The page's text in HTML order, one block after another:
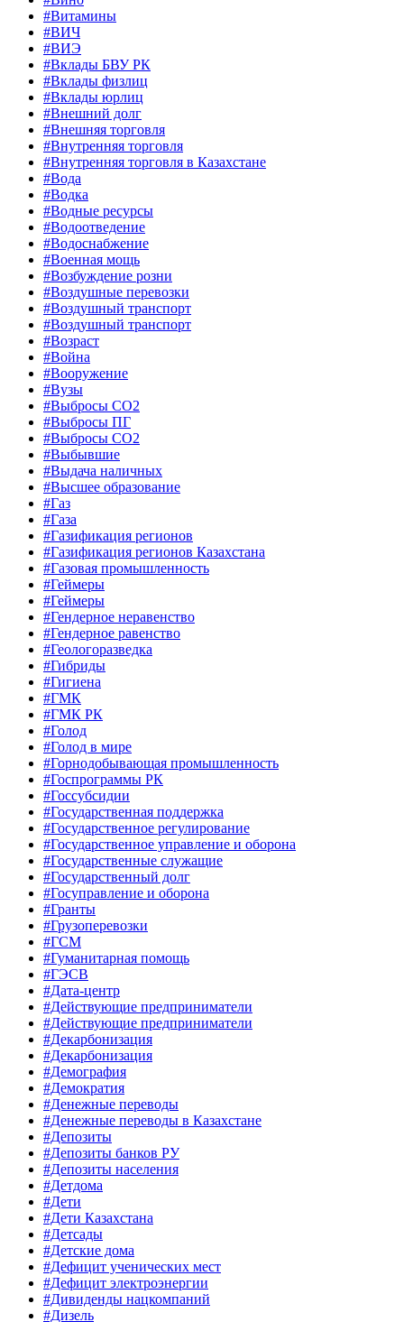
#Витамины
#ВИЧ
#ВИЭ
#Вклады БВУ РК
#Вклады физлиц
#Вклады юрлиц
#Внешний долг
#Внешняя торговля
#Внутренняя торговля
#Внутренняя торговля в Казахстане
#Вода
#Водка
#Водные ресурсы
#Водоотведение
#Водоснабжение
#Военная мощь
#Возбуждение розни
#Воздушные перевозки
#Воздушный транспорт
#Воздушный транспорт
#Возраст
#Война
#Вооружение
#Вузы
#Выбросы CO2
#Выбросы ПГ
#Выбросы СО2
#Выбывшие
#Выдача наличных
#Высшее образование
#Газ
#Газа
#Газификация регионов
#Газификация регионов Казахстана
#Газовая промышленность
#Геймеры
#Геймеры
#Гендерное неравенство
#Гендерное равенство
#Геологоразведка
#Гибриды
#Гигиена
#ГМК
#ГМК РК
#Голод
#Голод в мире
#Горнодобывающая промышленность
#Госпрограммы РК
#Госсубсидии
#Государственная поддержка
#Государственное регулирование
#Государственное управление и оборона
#Государственные служащие
#Государственный долг
#Госуправление и оборона
#Гранты
#Грузоперевозки
#ГСМ
#Гуманитарная помощь
#ГЭСВ
#Дата-центр
#Действующие предприниматели
#Действующие предприниматели
#Декарбонизация
#Декарбонизация
#Демография
#Демократия
#Денежные переводы
#Денежные переводы в Казахстане
#Депозиты
#Депозиты банков РУ
#Депозиты населения
#Детдома
#Дети
#Дети Казахстана
#Детсады
#Детские дома
#Дефицит ученических мест
#Дефицит электроэнергии
#Дивиденды нацкомпаний
#Дизель